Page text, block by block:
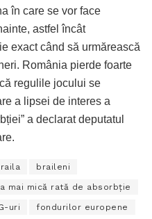
în care se vor face
astfel încât
exact când să urmărească
România pierde foarte
regulile jocului se
a lipsei de interes a
a declarat deputatul
braileni
mai mică rată de absorbție
uri fondurilor europene